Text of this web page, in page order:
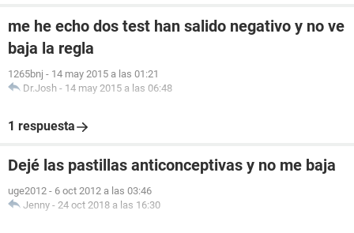
me he echo dos test han salido negativo y no ve
baja la regla
1265bnj - 14 may 2015 a las 01:21
Dr.Josh - 14 may 2015 a las 06:48
1 respuesta
Dejé las pastillas anticonceptivas y no me baja
uge2012 - 6 oct 2012 a las 03:46
Jenny - 24 oct 2018 a las 16:30